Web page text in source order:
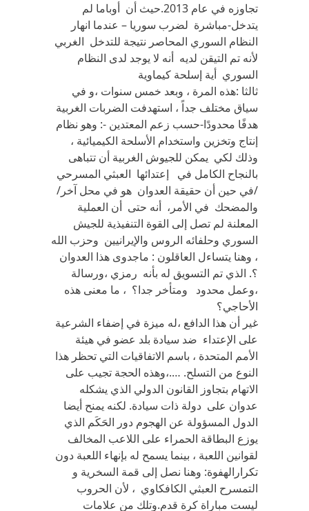
تجاوزه في عام 2013.حيث أن أوباما لم
يتدخل-مباشرة لضرب سوريا – عندما انهار
النظام السوري المحاصر نتيجة للتدخل الغربي
لأنه تم التيقن لديه أنه لا يوجد لدى النظام
السوري أية إسلحة كيماوية
ثالثا :هذه المرة ، وبعد خمس سنوات ،و في
سياق مختلف جداً ، استهدفت الضربات الغربية
هدفًا محدودًا-حسب زعم المعتدين -: وهو نظام
إنتاج وتخزين واستخدام الأسلحة الكيميائية ،
وذلك لكي يمكن للجيوش الغربية أن تتباهى
بالنجاح الكامل في إعتدائها العبثي المسرحي
/في حين أن حقيقة العدوان هو في محل آخر/
والمضحك في الأمر، أنه حتى أن العملية
المعلنة لم تصل إلى القوة التنفيذية للجيش
السوري وحلفائه الروس والإيرانيين وحزب الله
، وهنا يتساءل العاقلون : ماجدوى هذا العدوان
؟. الذي تم التسويق له بأنه رمزي ،ورسالة
،وعمل محدود ومتأخر جدا؟ ، ما معنى هذه
الأحاجي؟
غير أن هذا الدافع ،له ميزة في إضفاء الشرعية
على الإعتداء ضد سيادة بلد عضو في هيئة
الأمم المتحدة ، باسم الاتفاقيات التي تحظر هذا
النوع من التسلح. ….،وهذه الحجة تجيب على
الاتهام بتجاوز القانون الدولي الذي يشكله
عدوان على دولة ذات سيادة. لكنه يمنح أيضا
الدول المسؤولة عن الهجوم دور الحَكَم الذي
يوزع البطاقة الحمراء على اللاعب المخالف
لقوانين اللعبة ، بينما يسمح له بإنهاء اللعبة دون
تكرارالهفوة: وهنا نصل إلى قمة السخرية و
التمسرح العبثي الكافكاوي ، لأن الحروب
ليست مباراة كرة قدم.وتلك من علامات